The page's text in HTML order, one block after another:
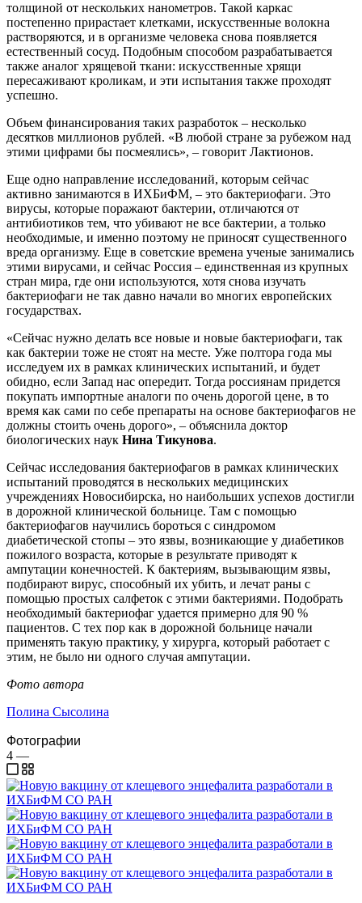
толщиной от нескольких нанометров. Такой каркас
постепенно прирастает клетками, искусственные волокна
растворяются, и в организме человека снова появляется
естественный сосуд. Подобным способом разрабатывается
также аналог хрящевой ткани: искусственные хрящи
пересаживают кроликам, и эти испытания также проходят
успешно.
Объем финансирования таких разработок – несколько
десятков миллионов рублей. «В любой стране за рубежом над
этими цифрами бы посмеялись», – говорит Лактионов.
Еще одно направление исследований, которым сейчас
активно занимаются в ИХБиФМ, – это бактериофаги. Это
вирусы, которые поражают бактерии, отличаются от
антибиотиков тем, что убивают не все бактерии, а только
необходимые, и именно поэтому не приносят существенного
вреда организму. Еще в советские времена ученые занимались
этими вирусами, и сейчас Россия – единственная из крупных
стран мира, где они используются, хотя снова изучать
бактериофаги не так давно начали во многих европейских
государствах.
«Сейчас нужно делать все новые и новые бактериофаги, так
как бактерии тоже не стоят на месте. Уже полтора года мы
исследуем их в рамках клинических испытаний, и будет
обидно, если Запад нас опередит. Тогда россиянам придется
покупать импортные аналоги по очень дорогой цене, в то
время как сами по себе препараты на основе бактериофагов не
должны стоить очень дорого», – объяснила доктор
биологических наук Нина Тикунова.
Сейчас исследования бактериофагов в рамках клинических
испытаний проводятся в нескольких медицинских
учреждениях Новосибирска, но наибольших успехов достигли
в дорожной клинической больнице. Там с помощью
бактериофагов научились бороться с синдромом
диабетической стопы – это язвы, возникающие у диабетиков
пожилого возраста, которые в результате приводят к
ампутации конечностей. К бактериям, вызывающим язвы,
подбирают вирус, способный их убить, и лечат раны с
помощью простых салфеток с этими бактериями. Подобрать
необходимый бактериофаг удается примерно для 90 %
пациентов. С тех пор как в дорожной больнице начали
применять такую практику, у хирурга, который работает с
этим, не было ни одного случая ампутации.
Фото автора
Полина Сысолина
Фотографии
4 —